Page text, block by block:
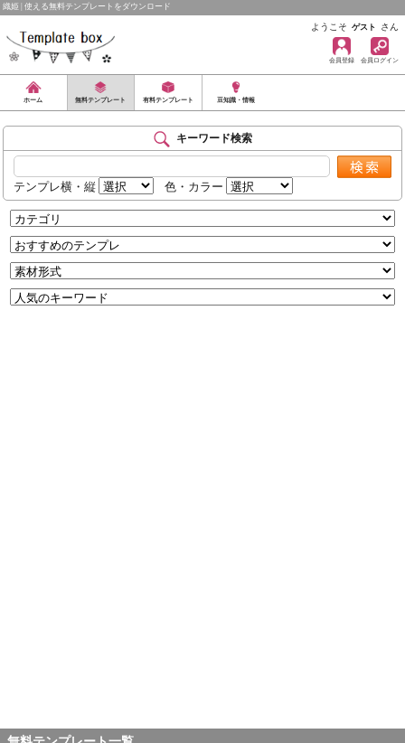
織姫 | 使える無料テンプレートをダウンロード
ようこそ ゲスト さん
会員登録 会員ログイン
ホーム 無料テンプレート 有料テンプレート 豆知識・情報
キーワード検索
テンプレ横・縦 色・カラー